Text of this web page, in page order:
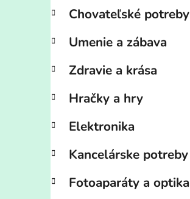
Chovateľské potreby
Umenie a zábava
Zdravie a krása
Hračky a hry
Elektronika
Kancelárske potreby
Fotoaparáty a optika